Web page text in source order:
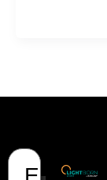
Όνομα
Επώνυμο
Email